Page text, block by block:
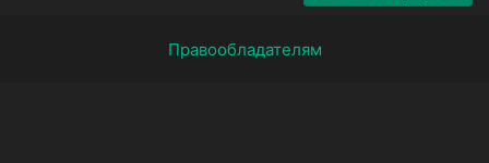
Правообладателям